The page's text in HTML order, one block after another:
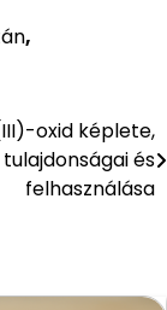
,
oxid képlete,
tulajdonságai és
felhasználása